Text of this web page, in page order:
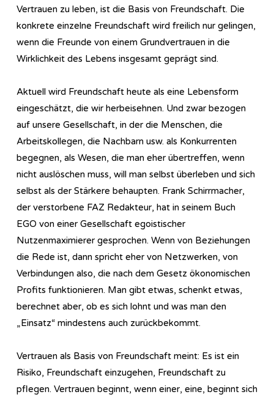
Vertrauen zu leben, ist die Basis von Freundschaft. Die
konkrete einzelne Freundschaft wird freilich nur gelingen,
wenn die Freunde von einem Grundvertrauen in die
Wirklichkeit des Lebens insgesamt geprägt sind.
Aktuell wird Freundschaft heute als eine Lebensform
eingeschätzt, die wir herbeisehnen. Und zwar bezogen
auf unsere Gesellschaft, in der die Menschen, die
Arbeitskollegen, die Nachbarn usw. als Konkurrenten
begegnen, als Wesen, die man eher übertreffen, wenn
nicht auslöschen muss, will man selbst überleben und sich
selbst als der Stärkere behaupten. Frank Schirrmacher,
der verstorbene FAZ Redakteur, hat in seinem Buch
EGO von einer Gesellschaft egoistischer
Nutzenmaximierer gesprochen. Wenn von Beziehungen
die Rede ist, dann spricht eher von Netzwerken, von
Verbindungen also, die nach dem Gesetz ökonomischen
Profits funktionieren. Man gibt etwas, schenkt etwas,
berechnet aber, ob es sich lohnt und was man den
„Einsatz“ mindestens auch zurückbekommt.
Vertrauen als Basis von Freundschaft meint: Es ist ein
Risiko, Freundschaft einzugehen, Freundschaft zu
pflegen. Vertrauen beginnt, wenn einer, eine, beginnt sich